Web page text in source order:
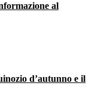
al
d’autunno e il